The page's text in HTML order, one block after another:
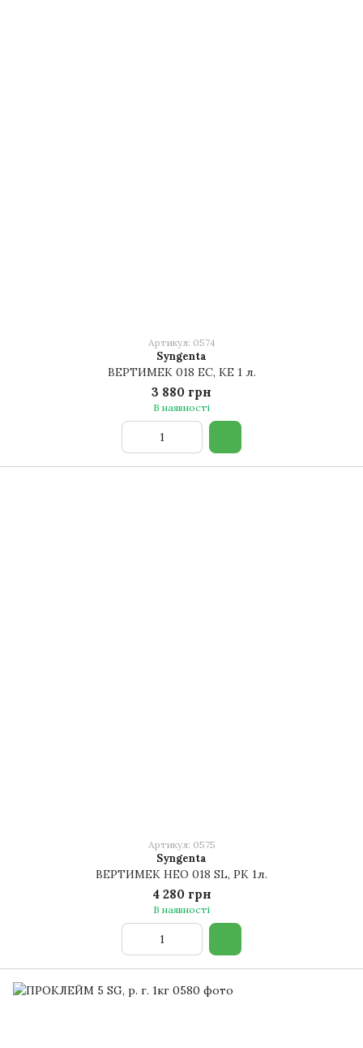
Артикул: 0574
Syngenta
ВЕРТИМЕК 018 EC, КЕ 1 л.
3 880 грн
В наявності
Артикул: 0575
Syngenta
ВЕРТИМЕК НЕО 018 SL, РК 1л.
4 280 грн
В наявності